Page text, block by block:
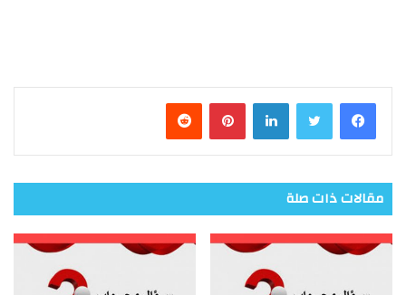
فيسبوك تويتر لينكدإن بينتيريست
مقالات ذات صلة